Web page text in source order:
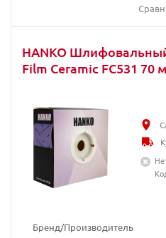
HANKO
Film Ceramic FC531 70
Бренд/Производитель